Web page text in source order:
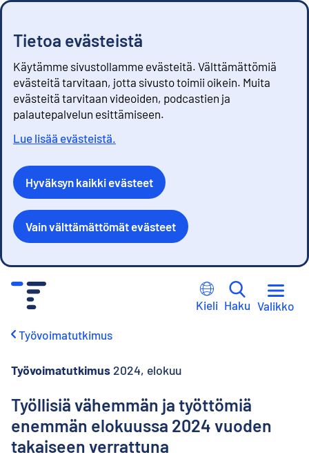
Tietoa evästeistä
Käytämme sivustollamme evästeitä. Välttämättömiä
evästeitä tarvitaan, jotta sivusto toimii oikein. Muita
evästeitä tarvitaan videoiden, podcastien ja
palautepalvelun esittämiseen.
Lue lisää evästeistä.
Hyväksyn kaikki evästeet
Vain välttämättömät evästeet
Kieli Haku Valikko
Työvoimatutkimus
Työvoimatutkimus 2024, elokuu
Työllisiä vähemmän ja työttömiä
enemmän elokuussa 2024 vuoden
takaiseen verrattuna